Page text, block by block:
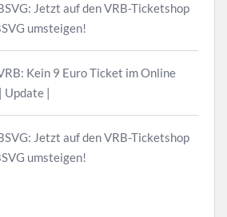
Jetzt auf den VRB-Ticketshop
umsteigen!
Kein 9 Euro Ticket im Online
|
Jetzt auf den VRB-Ticketshop
umsteigen!